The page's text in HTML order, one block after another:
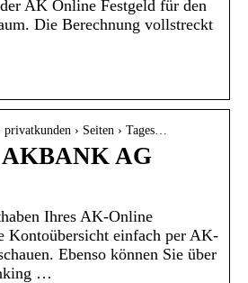
AK Online Festgeld für den
Die Berechnung vollstreckt
› Seiten › Tages…
AKBANK AG
Ihres AK-Online
Kontoübersicht einfach per AK-
Ebenso können Sie über
…